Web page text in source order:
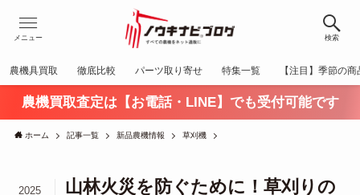
検索
メニュー
農機具買取 徹底比較 パーツ取り寄せ 特集一覧 【注目】季節の商
農機買取査定は【お電話・LINE】でも受付可能です
ホーム 記事一覧 新品農機情報 草刈機
山林火災を防ぐために！草刈りの
2025